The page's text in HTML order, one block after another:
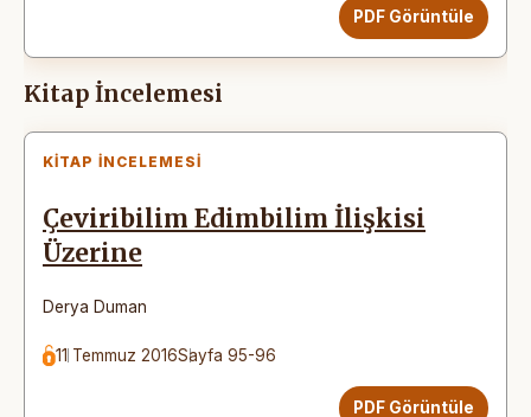
PDF Görüntüle
Kitap İncelemesi
KITAP İNCELEMESI
Çeviribilim Edimbilim İlişkisi
Üzerine
Derya Duman
11 Temmuz 2016Sayfa 95-96
PDF Görüntüle